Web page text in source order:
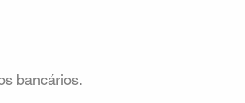
bancários.